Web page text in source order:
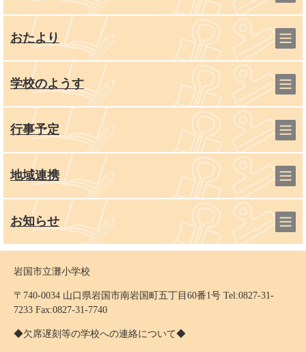
おたより
学校のようす
行事予定
地域連携
お知らせ
岩国市立灘小学校
〒740-0034 山口県岩国市南岩国町五丁目60番1号 Tel:0827-31-
7233 Fax:0827-31-7740
◆欠席遅刻等の学校への連絡について◆